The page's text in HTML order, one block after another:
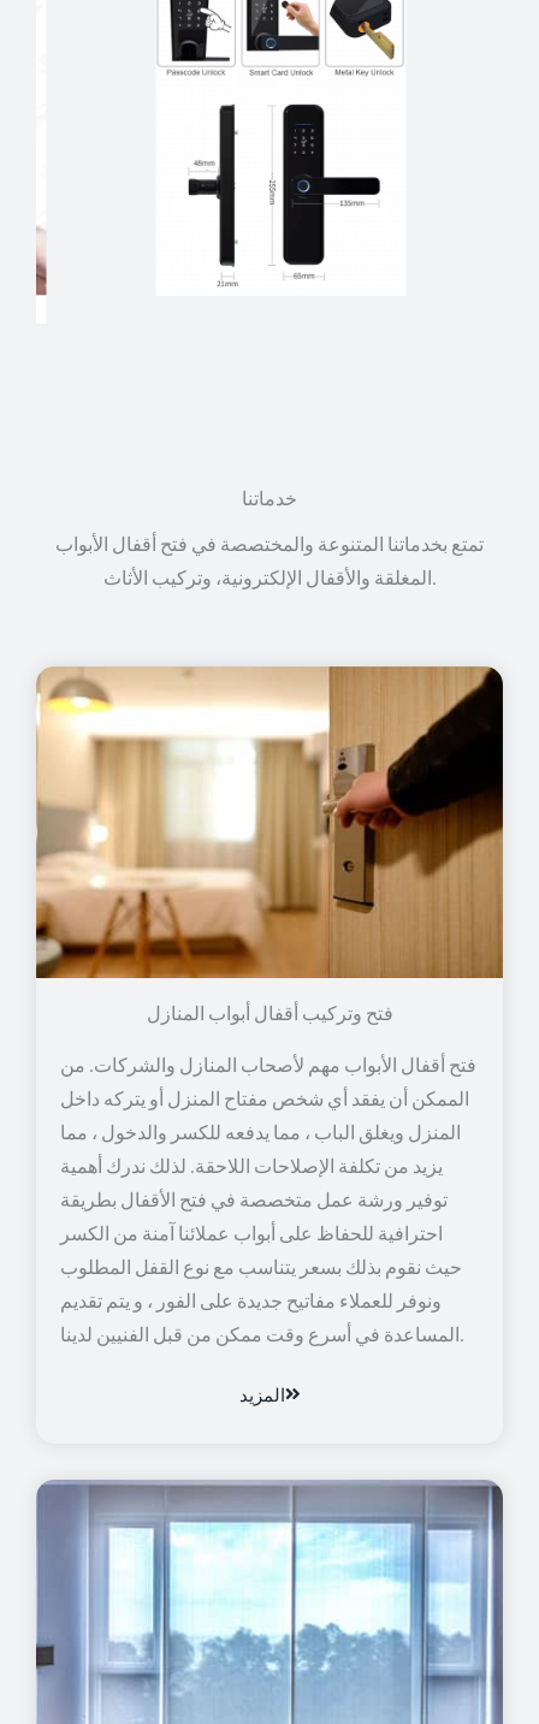
خدماتنا
تمتع بخدماتنا المتنوعة والمختصصة في فتح أقفال الأبواب
فتح وتركيب أقفال أبواب المنازل
فتح أقفال الأبواب مهم لأصحاب المنازل والشركات. من
الممكن أن يفقد أي شخص مفتاح المنزل أو يتركه داخل
المنزل ويغلق الباب ، مما يدفعه للكسر والدخول ، مما
يزيد من تكلفة الإصلاحات اللاحقة. لذلك ندرك أهمية
توفير ورشة عمل متخصصة في فتح الأقفال بطريقة
احترافية للحفاظ على أبواب عملائنا آمنة من الكسر
حيث نقوم بذلك بسعر يتناسب مع نوع القفل المطلوب
ونوفر للعملاء مفاتيح جديدة على الفور ، و يتم تقديم
المساعدة في أسرع وقت ممكن من قبل الفنيين لدينا.
المزيد